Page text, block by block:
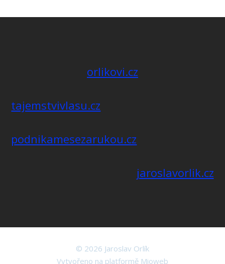
orlikovi.cz
tajemstvivlasu.cz
podnikamesezarukou.cz
jaroslavorlik.cz
© 2026 Jaroslav Orlík
Vytvořeno na platformě Mioweb